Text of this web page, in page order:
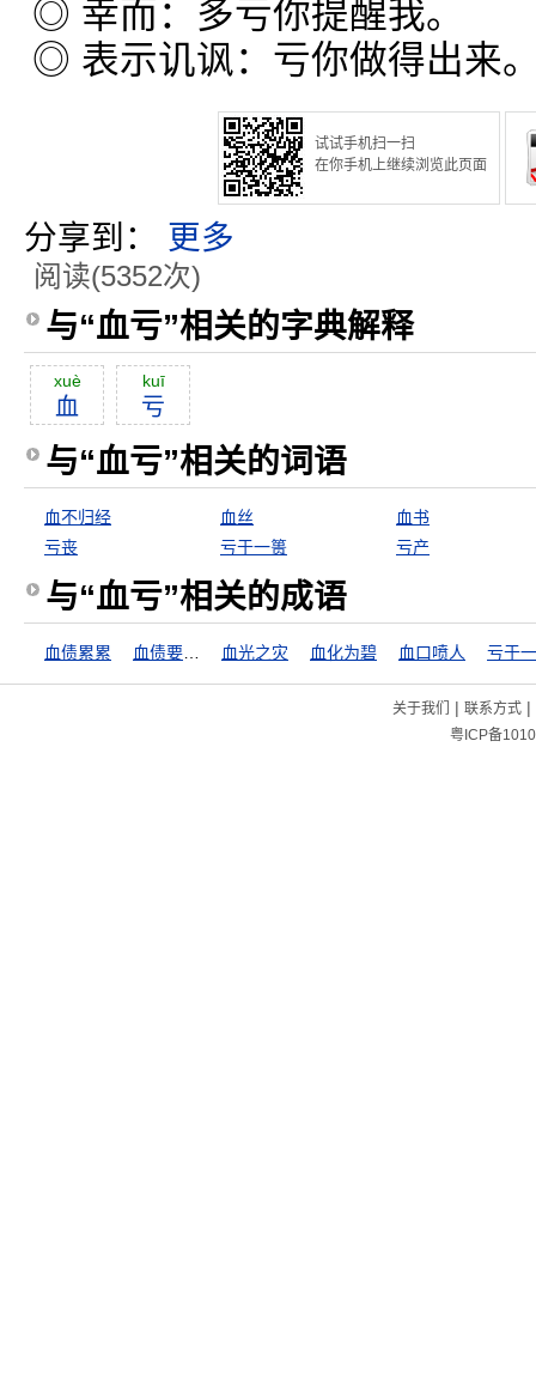
◎ 幸而：多亏你提醒我。
◎ 表示讥讽：亏你做得出来
试试手机扫一扫
在你手机上继续浏览此页面
分享到： 更多
阅读(5352次)
与“血亏”相关的字典解释
xuè
血
kuī
亏
与“血亏”相关的词语
血不归经 血丝
血书
亏丧
亏于一篑 亏产
与“血亏”相关的成语
血债累累 血光之灾 血化为碧 血口喷人 亏于
关于我们 | 联系方式|
粤ICP备